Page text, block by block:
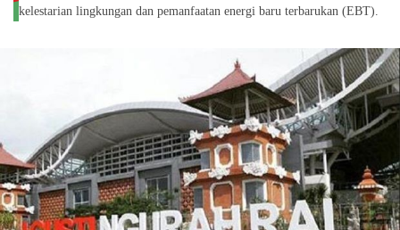
kelestarian lingkungan dan pemanfaatan energi baru terbarukan (EBT).